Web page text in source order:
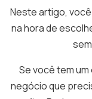
Neste artigo,
na hora de
Se você tem
negócio que